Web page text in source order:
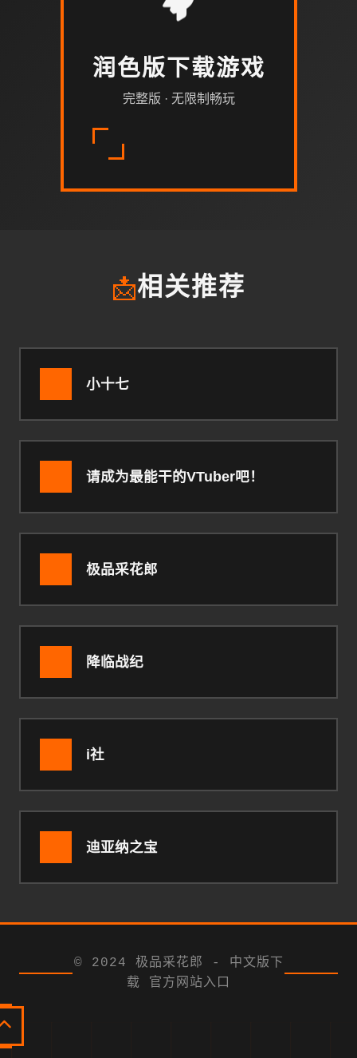
润色版下载游戏
完整版 · 无限制畅玩
📩相关推荐
小十七
请成为最能干的VTuber吧！
极品采花郎
降临战纪
i社
迪亚纳之宝
© 2024 极品采花郎 - 中文版下
载 官方网站入口